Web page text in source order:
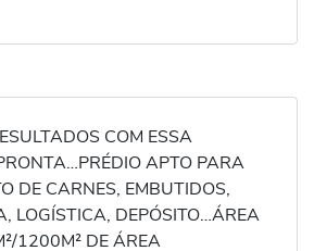
COM ESSA
APTO PARA
DE CARNES, EMBUTIDOS,
LOGÍSTICA, DEPÓSITO…ÁREA
1200M² DE ÁREA